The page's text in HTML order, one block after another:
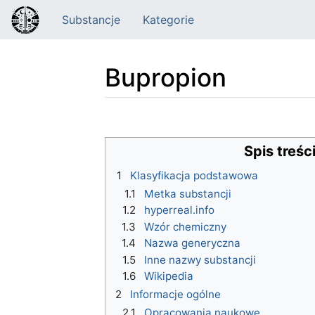
Substancje Kategorie
Bupropion
Spis treści
1
Klasyfikacja podstawowa
1.1
Metka substancji
1.2
hyperreal.info
1.3
Wzór chemiczny
1.4
Nazwa generyczna
1.5
Inne nazwy substancji
1.6
Wikipedia
2
Informacje ogólne